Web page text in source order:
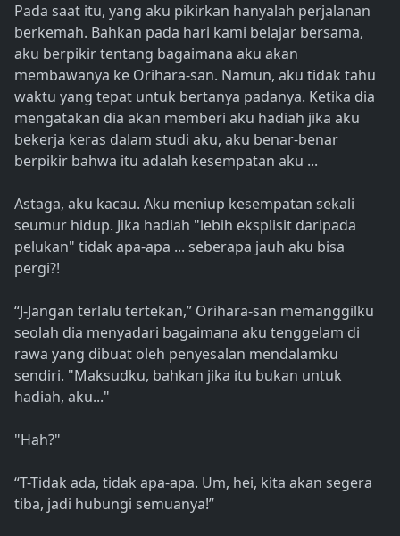
Pada saat itu, yang aku pikirkan hanyalah perjalanan
berkemah. Bahkan pada hari kami belajar bersama,
aku berpikir tentang bagaimana aku akan
membawanya ke Orihara-san. Namun, aku tidak tahu
waktu yang tepat untuk bertanya padanya. Ketika dia
mengatakan dia akan memberi aku hadiah jika aku
bekerja keras dalam studi aku, aku benar-benar
berpikir bahwa itu adalah kesempatan aku ...
Astaga, aku kacau. Aku meniup kesempatan sekali
seumur hidup. Jika hadiah "lebih eksplisit daripada
pelukan" tidak apa-apa ... seberapa jauh aku bisa
pergi?!
“J-Jangan terlalu tertekan,” Orihara-san memanggilku
seolah dia menyadari bagaimana aku tenggelam di
rawa yang dibuat oleh penyesalan mendalamku
sendiri. "Maksudku, bahkan jika itu bukan untuk
hadiah, aku..."
"Hah?"
“T-Tidak ada, tidak apa-apa. Um, hei, kita akan segera
tiba, jadi hubungi semuanya!”